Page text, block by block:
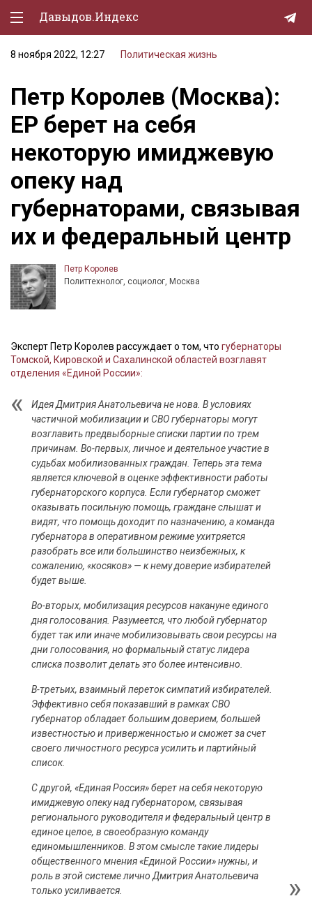
Давыдов.Индекс
Политическая жизнь
Экономика
Природа
Образование
Спорт
Культура
Lifestyle
Мурзилка
8 ноября 2022, 12:27 Политическая жизнь
Петр Королев (Москва):
ЕР берет на себя
некоторую имиджевую
опеку над
губернаторами, связывая
их и федеральный центр
Петр Королев
Политтехнолог, социолог, Москва
Эксперт Петр Королев рассуждает о том, что губернаторы
Томской, Кировской и Сахалинской областей возглавят
отделения «Единой России»:
Идея Дмитрия Анатольевича не нова. В условиях
частичной мобилизации и СВО губернаторы могут
возглавить предвыборные списки партии по трем
причинам. Во-первых, личное и деятельное участие в
судьбах мобилизованных граждан. Теперь эта тема
является ключевой в оценке эффективности работы
губернаторского корпуса. Если губернатор сможет
оказывать посильную помощь, граждане слышат и
видят, что помощь доходит по назначению, а команда
губернатора в оперативном режиме ухитряется
разобрать все или большинство неизбежных, к
сожалению, «косяков» — к нему доверие избирателей
будет выше.
Во-вторых, мобилизация ресурсов накануне единого
дня голосования. Разумеется, что любой губернатор
будет так или иначе мобилизовывать свои ресурсы на
дни голосования, но формальный статус лидера
списка позволит делать это более интенсивно.
В-третьих, взаимный переток симпатий избирателей.
Эффективно себя показавший в рамках СВО
губернатор обладает большим доверием, большей
известностью и приверженностью и сможет за счет
своего личностного ресурса усилить и партийный
список.
С другой, «Единая Россия» берет на себя некоторую
имиджевую опеку над губернатором, связывая
регионального руководителя и федеральный центр в
единое целое, в своеобразную команду
единомышленников. В этом смысле такие лидеры
общественного мнения «Единой России» нужны, и
роль в этой системе лично Дмитрия Анатольевича
только усиливается.